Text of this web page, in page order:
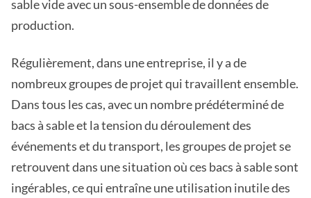
sable vide avec un sous-ensemble de données de
production.
Régulièrement, dans une entreprise, il y a de
nombreux groupes de projet qui travaillent ensemble.
Dans tous les cas, avec un nombre prédéterminé de
bacs à sable et la tension du déroulement des
événements et du transport, les groupes de projet se
retrouvent dans une situation où ces bacs à sable sont
ingérables, ce qui entraîne une utilisation inutile des